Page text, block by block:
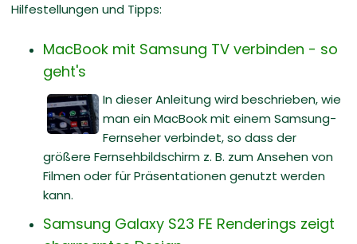
Hilfestellungen und Tipps:
MacBook mit Samsung TV verbinden - so
geht's
In dieser Anleitung wird beschrieben, wie
man ein MacBook mit einem Samsung-
Fernseher verbindet, so dass der
größere Fernsehbildschirm z. B. zum Ansehen von
Filmen oder für Präsentationen genutzt werden
kann.
Samsung Galaxy S23 FE Renderings zeigt